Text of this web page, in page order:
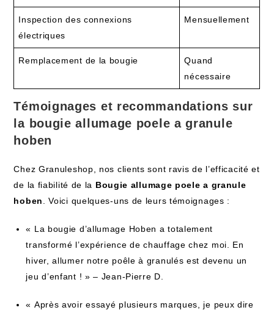
Inspection des connexions
électriques
Mensuellement
Remplacement de la bougie
Quand
nécessaire
Témoignages et recommandations sur
la bougie allumage poele a granule
hoben
Chez Granuleshop, nos clients sont ravis de l’efficacité et
de la fiabilité de la Bougie allumage poele a granule
hoben
. Voici quelques-uns de leurs témoignages :
« La bougie d’allumage Hoben a totalement
transformé l’expérience de chauffage chez moi. En
hiver, allumer notre poêle à granulés est devenu un
jeu d’enfant ! » – Jean-Pierre D.
« Après avoir essayé plusieurs marques, je peux dire